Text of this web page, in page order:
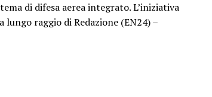
di difesa aerea integrato. L’iniziativa
raggio di Redazione (EN24) –